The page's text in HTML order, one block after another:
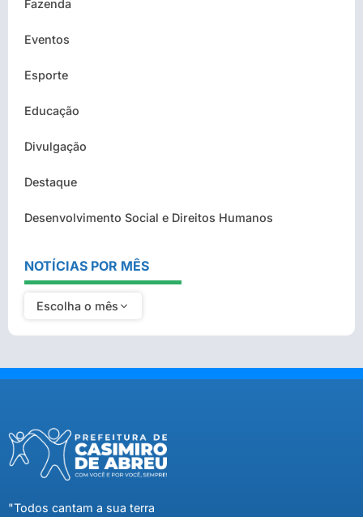
Fazenda
Eventos
Esporte
Educação
Divulgação
Destaque
Desenvolvimento Social e Direitos Humanos
NOTÍCIAS POR MÊS
Escolha o mês
"Todos cantam a sua terra